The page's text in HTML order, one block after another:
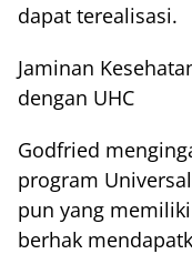
dapat terealisasi.
Jaminan
dengan UHC
Godfried
program
pun yang
berhak